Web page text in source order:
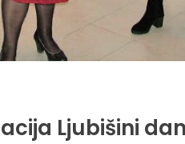
Ljubišini